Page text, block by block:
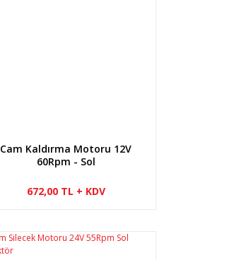
Cam Kaldırma Motoru 12V
60Rpm - Sol
672,00 TL + KDV